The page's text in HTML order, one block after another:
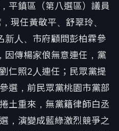
平鎮區（第八選區）議員
現任黃敬平、舒翠玲、
新人、市府顧問彭柏霖參
因傳楊家俍無意連任，黨
仁照2人連任；民眾黨提
選，前民眾黨桃園市黨部
土重來，無黨籍律師白丞
，演變成藍綠激烈競爭之